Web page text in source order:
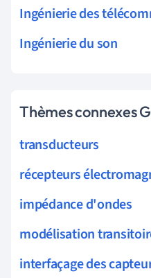
Ingénierie des
Ingénierie du son
Thèmes connexes
transducteurs
récepteurs
impédance d'ondes
modélisation
interfaçage des